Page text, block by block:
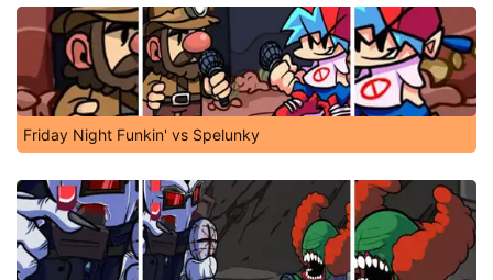
Friday Night Funkin' vs Spelunky